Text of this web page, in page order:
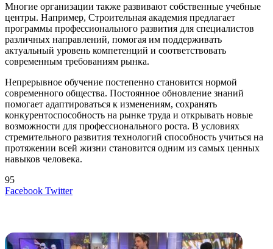
Многие организации также развивают собственные учебные
центры. Например, Строительная академия предлагает
программы профессионального развития для специалистов
различных направлений, помогая им поддерживать
актуальный уровень компетенций и соответствовать
современным требованиям рынка.
Непрерывное обучение постепенно становится нормой
современного общества. Постоянное обновление знаний
помогает адаптироваться к изменениям, сохранять
конкурентоспособность на рынке труда и открывать новые
возможности для профессионального роста. В условиях
стремительного развития технологий способность учиться на
протяжении всей жизни становится одним из самых ценных
навыков человека.
95
Facebook TwitterLinkedIn
Tumblr
Reddit
Вконтакте
Одноклассники
Skype
Messenger
Messenger
WhatsApp
Telegram
Viber
Line
Поделиться
Печатать